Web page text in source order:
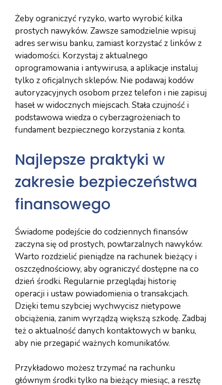
Żeby ograniczyć ryzyko, warto wyrobić kilka
prostych nawyków. Zawsze samodzielnie wpisuj
adres serwisu banku, zamiast korzystać z linków z
wiadomości. Korzystaj z aktualnego
oprogramowania i antywirusa, a aplikacje instaluj
tylko z oficjalnych sklepów. Nie podawaj kodów
autoryzacyjnych osobom przez telefon i nie zapisuj
haseł w widocznych miejscach. Stała czujność i
podstawowa wiedza o cyberzagrożeniach to
fundament bezpiecznego korzystania z konta.
Najlepsze praktyki w
zakresie bezpieczeństwa
finansowego
Świadome podejście do codziennych finansów
zaczyna się od prostych, powtarzalnych nawyków.
Warto rozdzielić pieniądze na rachunek bieżący i
oszczędnościowy, aby ograniczyć dostępne na co
dzień środki. Regularnie przeglądaj historię
operacji i ustaw powiadomienia o transakcjach.
Dzięki temu szybciej wychwycisz nietypowe
obciążenia, zanim wyrządzą większą szkodę. Zadbaj
też o aktualność danych kontaktowych w banku,
aby nie przegapić ważnych komunikatów.
Przykładowo możesz trzymać na rachunku
głównym środki tylko na bieżący miesiąc, a resztę